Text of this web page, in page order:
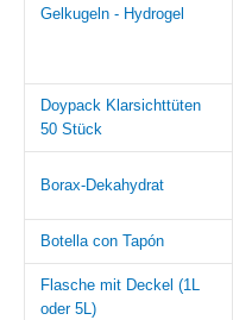
Gelkugeln - Hydrogel
Doypack Klarsichttüten
50 Stück
Borax-Dekahydrat
Botella con Tapón
Flasche mit Deckel (1L
oder 5L)